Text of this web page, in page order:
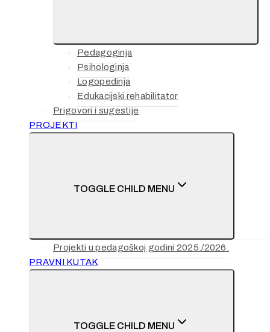
Pedagoginja
Psihologinja
Logopedinja
Edukacijski rehabilitator
Prigovori i sugestije
PROJEKTI
TOGGLE CHILD MENU
Projekti u pedagoškoj godini 2025./2026.
PRAVNI KUTAK
TOGGLE CHILD MENU